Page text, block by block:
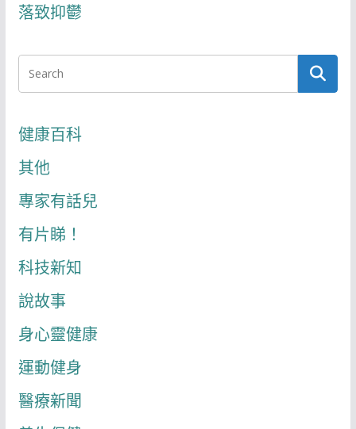
落致抑鬱
健康百科
其他
專家有話兒
有片睇！
科技新知
說故事
身心靈健康
運動健身
醫療新聞